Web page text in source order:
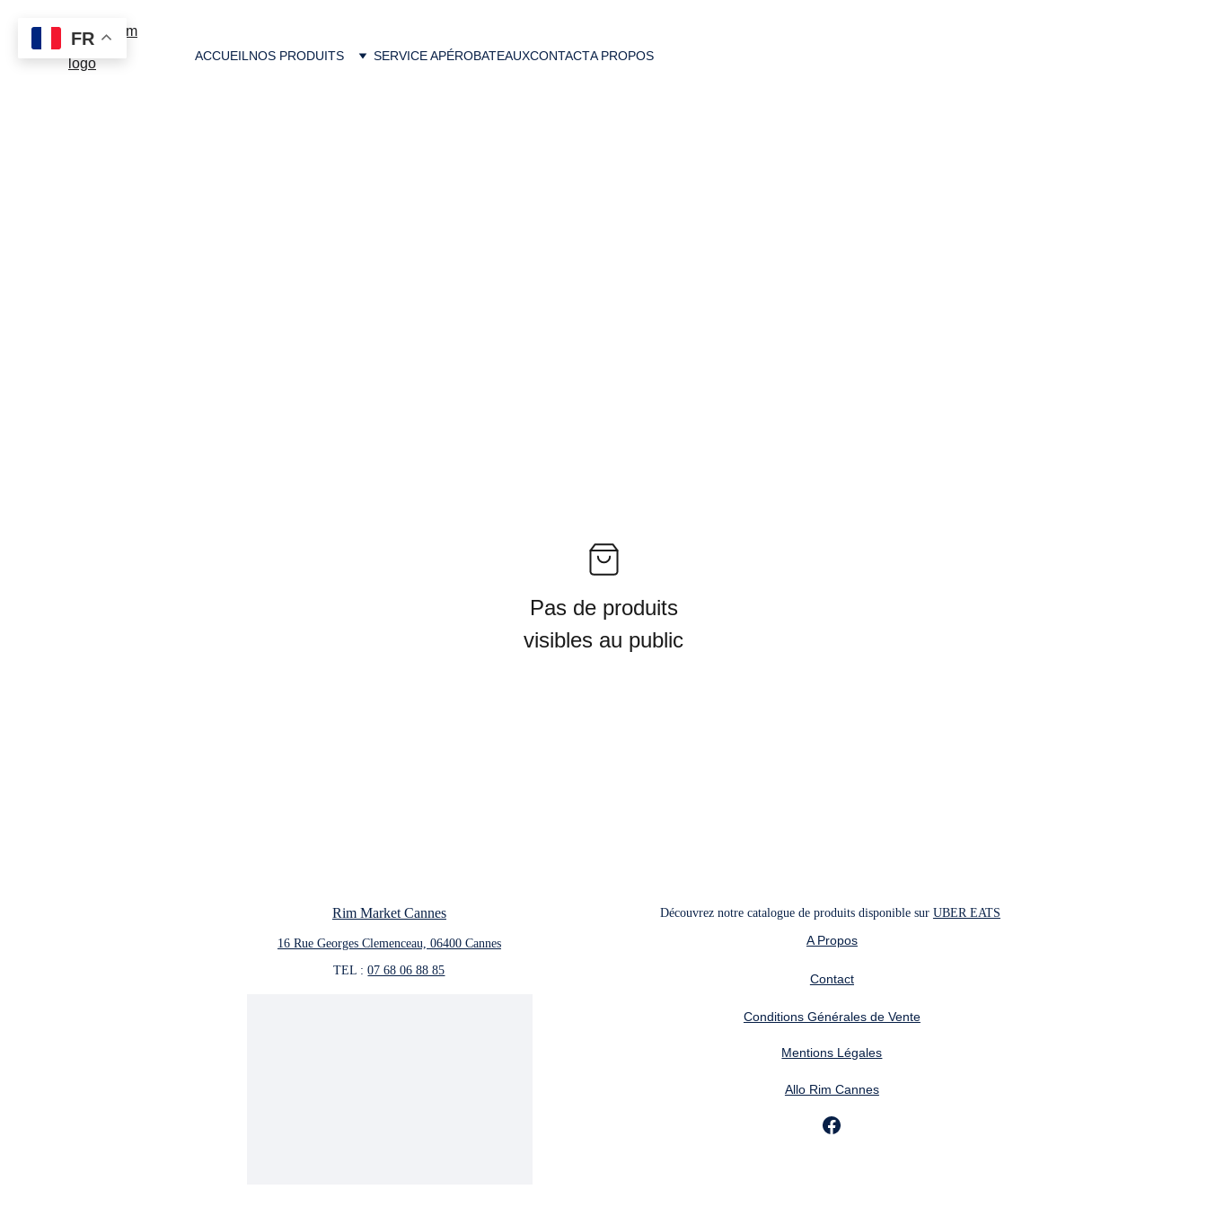
ACCUEIL NOS PRODUITS SERVICE APÉROBATEAUXCONTACTA PROPOS
Pas de produits
visibles au public
Contact
A Propos
Conditions Générales de Vente
Mentions Légales
Allo Rim Cannes
Découvrez notre catalogue de produits disponible sur UBER EATS
Rim Market Cannes
16 Rue Georges Clemenceau, 06400 Cannes
TEL : 07 68 06 88 85
FR